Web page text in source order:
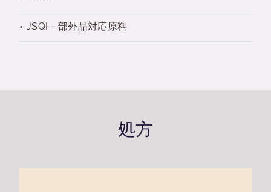
JSQI－部外品対応原料
処方